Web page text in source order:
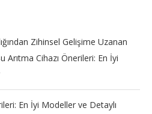
Zihinsel Gelişime Uzanan
Arıtma Cihazı Önerileri: En İyi
En İyi Modeller ve Detaylı